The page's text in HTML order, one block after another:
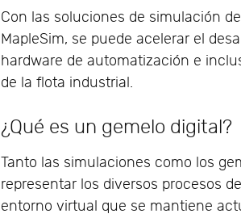
Con las soluciones de simulación
MapleSim, se puede acelerar el
hardware de automatización e
de la flota industrial.
¿Qué es un gemelo digital?
Tanto las simulaciones como los
representar los diversos procesos
entorno virtual que se mantiene